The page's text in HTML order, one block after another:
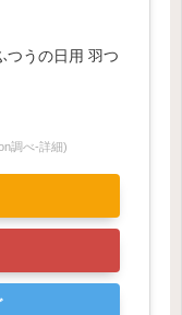
つうの日用 羽つ
調べ-詳細)